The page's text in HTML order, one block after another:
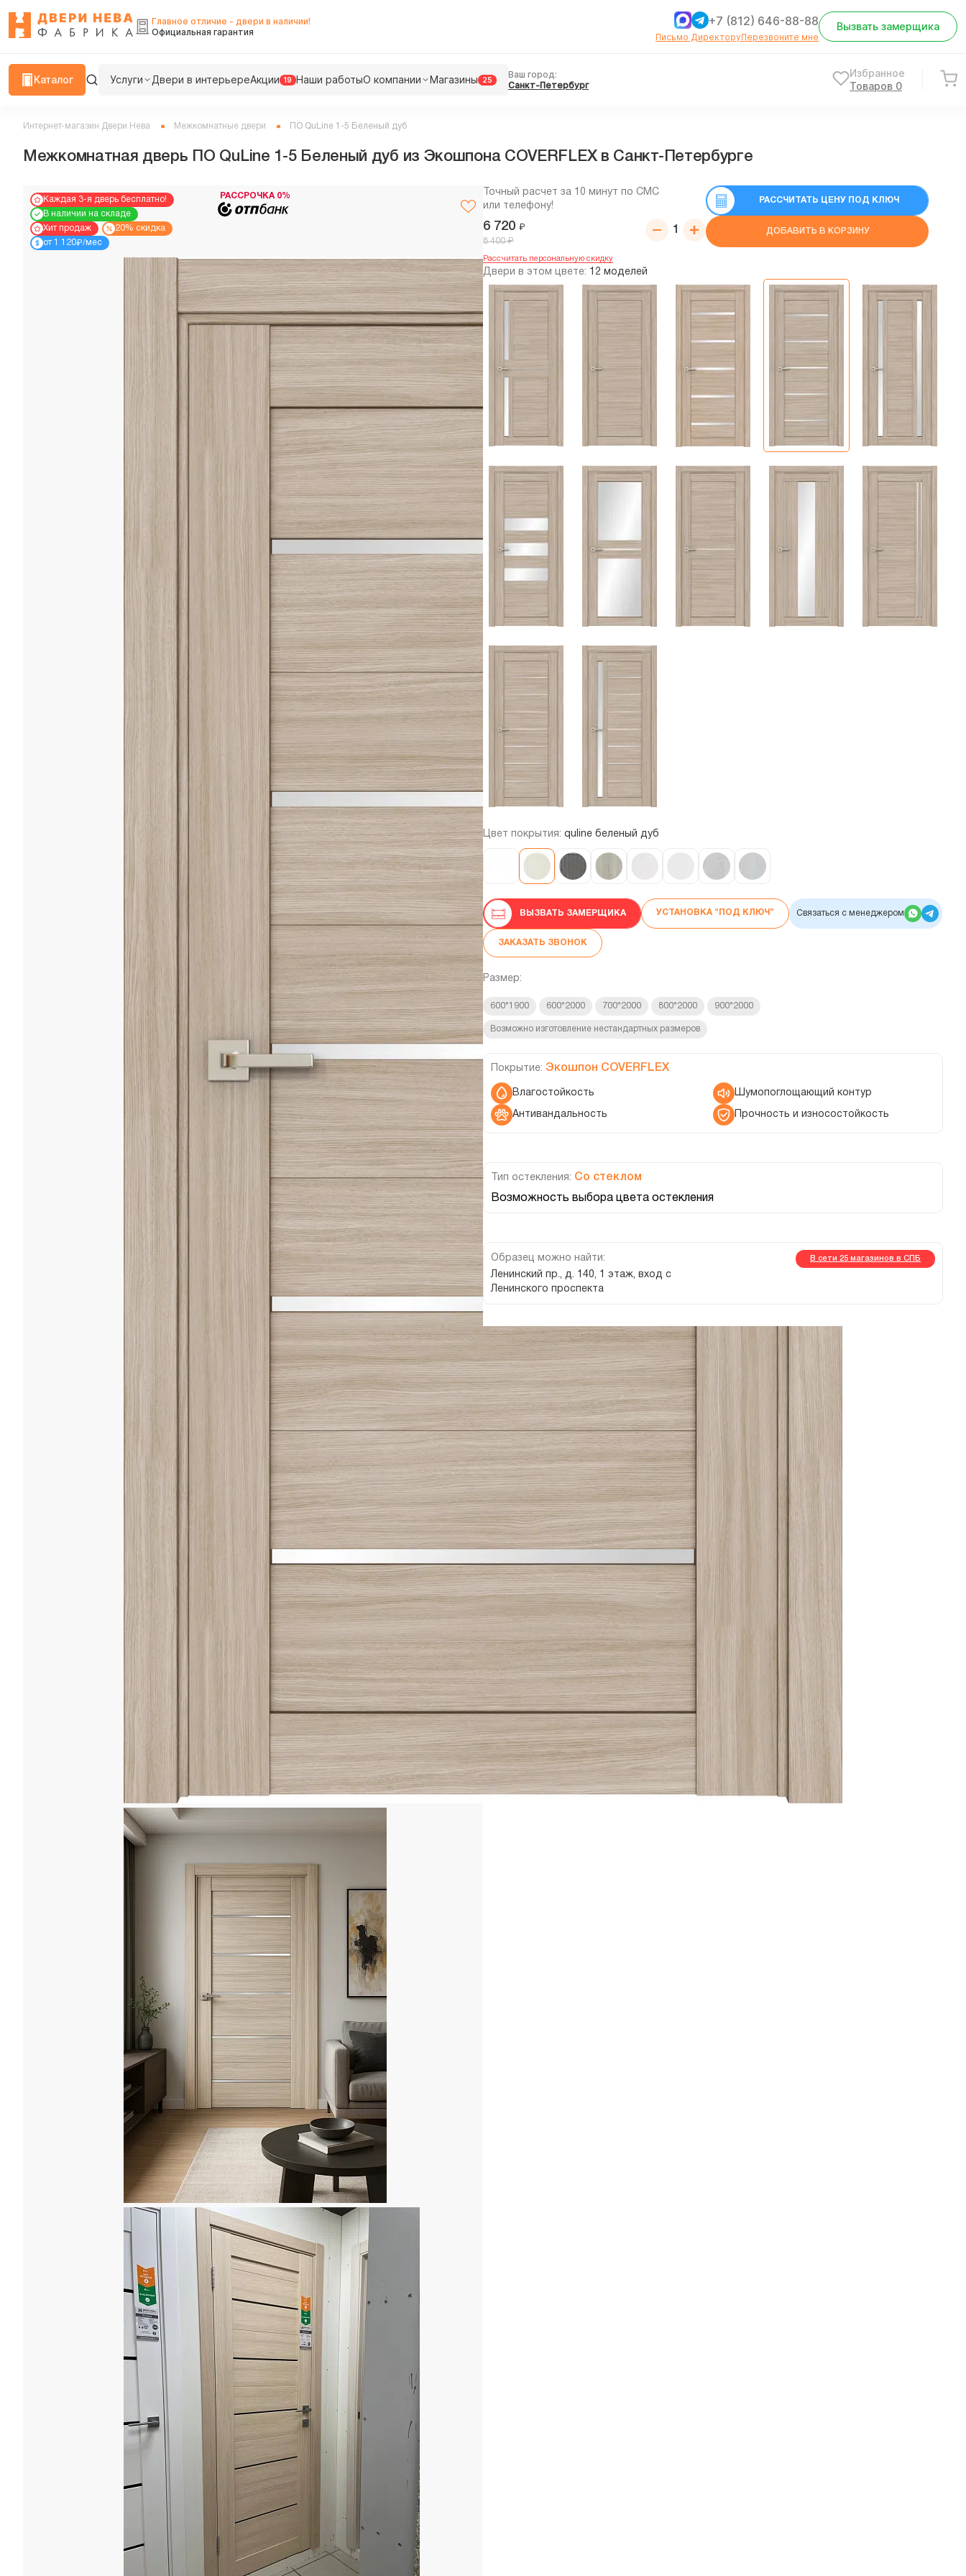
Главное отличие - двери в наличии!
Официальная гарантия
+7 (812) 646-88-88
Письмо ДиректоруПерезвоните мне
Вызвать замерщика
Каталог Услуги Двери в интерьереАкции 19 Наши работыО компании Магазины 25
Ваш город:
Санкт-Петербург
Избранное
Товаров 0
Интернет-магазин Двери Нева Межкомнатные двери ПО QuLine 1-5 Беленый дуб
Межкомнатная дверь ПО QuLine 1-5 Беленый дуб из Экошпона COVERFLEX в Cанкт-Петербурге
Каждая 3-я дверь бесплатно!
В наличии на складе
Хит продаж
20% скидка
от 1 120₽/мес
РАССРОЧКА 0%
Точный расчет за 10 минут по СМС
или телефону!
6 720 ₽
8 400₽
РАССЧИТАТЬ ЦЕНУ ПОД КЛЮЧ
ДОБАВИТЬ В КОРЗИНУ
Рассчитать персональную скидку
Двери в этом цвете: 12 моделей
Цвет покрытия: quline беленый дуб
ВЫЗВАТЬ ЗАМЕРЩИКА УСТАНОВКА “ПОД КЛЮЧ” Связаться с менеджером
ЗАКАЗАТЬ ЗВОНОК
Размер:
600*1900 600*2000 700*2000 800*2000 900*2000
Возможно изготовление нестандартных размеров
Покрытие: Экошпон COVERFLEX
Влагостойкость Шумопоглощающий контур
Антивандальность Прочность и износостойкость
Тип остекления: Со стеклом
Возможность выбора цвета остекления
Образец можно найти: В сети 25 магазинов в СПБ
Ленинский пр., д. 140, 1 этаж, вход с
Ленинского проспекта